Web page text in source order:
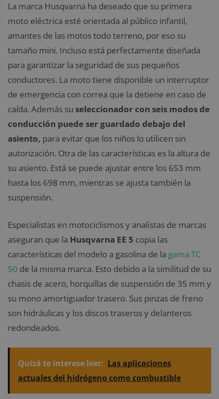
La marca Husqvarna ha deseado que su primera
moto eléctrica esté orientada al público infantil,
amantes de las motos todo terreno, por eso su
tamaño mini. Incluso está perfectamente diseñada
para garantizar la seguridad de sus pequeños
conductores. La moto tiene disponible un interruptor
de emergencia con correa que la detiene en caso de
caída. Además su seleccionador con seis modos de
conducción puede ser guardado debajo del
asiento, para evitar que los niños lo utilicen sin
autorización. Otra de las características es la altura de
su asiento. Está se puede ajustar entre los 653 mm
hasta los 698 mm, mientras se ajusta también la
suspensión.
Especialistas en motociclismos y analistas de marcas
aseguran que la Husqvarna EE 5 copia las
características del modelo a gasolina de la gama TC
50 de la misma marca. Esto debido a la similitud de su
chasis de acero, horquillas de suspensión de 35 mm y
su mono amortiguador trasero. Sus pinzas de freno
son hidráulicas y los discos traseros y delanteros
redondeados.
Quizá te interese leer: Las aplicaciones
actuales del hidrógeno como combustible